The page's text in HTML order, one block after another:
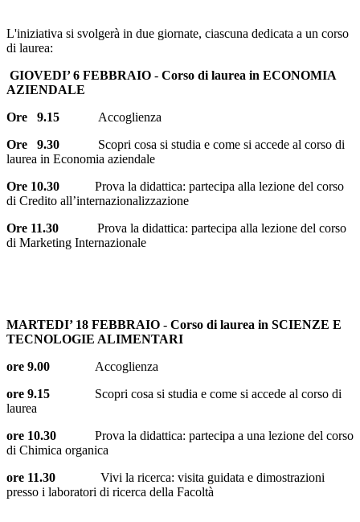
L'iniziativa si svolgerà in due giornate, ciascuna dedicata a un corso
di laurea:
GIOVEDI’ 6 FEBBRAIO - Corso di laurea in ECONOMIA
AZIENDALE
Ore 9.15 Accoglienza
Ore 9.30 Scopri cosa si studia e come si accede al corso di
laurea in Economia aziendale
Ore 10.30 Prova la didattica: partecipa alla lezione del corso
di Credito all’internazionalizzazione
Ore 11.30 Prova la didattica: partecipa alla lezione del corso
di Marketing Internazionale
MARTEDI’ 18 FEBBRAIO - Corso di laurea in SCIENZE E
TECNOLOGIE ALIMENTARI
ore 9.00 Accoglienza
ore 9.15 Scopri cosa si studia e come si accede al corso di
laurea
ore 10.30 Prova la didattica: partecipa a una lezione del corso
di Chimica organica
ore 11.30 Vivi la ricerca: visita guidata e dimostrazioni
presso i laboratori di ricerca della Facoltà